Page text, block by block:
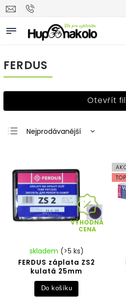
FERDUS
Otevřít
Nejprodávanější
Abecedně
VÝHODNÁ
CENA
FERDUS záplata ZS2
kulatá 25mm
skladem (>5 ks)
Do košíku